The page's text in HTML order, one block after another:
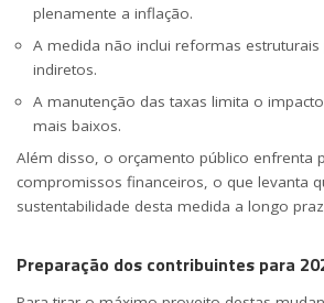
plenamente a inflação.
A medida não inclui reformas
indiretos.
A manutenção das taxas limita o
mais baixos.
Além disso, o orçamento público enfrenta
compromissos financeiros, o que levanta
sustentabilidade desta medida a longo
Preparação dos contribuintes para